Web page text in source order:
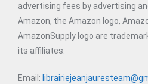
advertising fees by advertising
Amazon, the Amazon logo,
AmazonSupply logo are
its affiliates.
Email: